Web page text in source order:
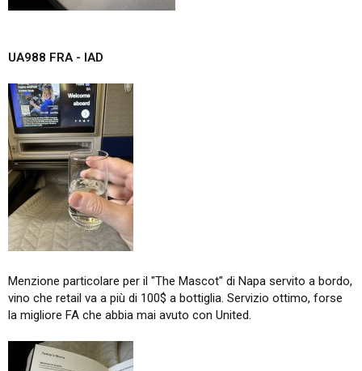
UA988 FRA - IAD
Menzione particolare per il "The Mascot" di Napa servito a bordo,
vino che retail va a più di 100$ a bottiglia. Servizio ottimo, forse
la migliore FA che abbia mai avuto con United.